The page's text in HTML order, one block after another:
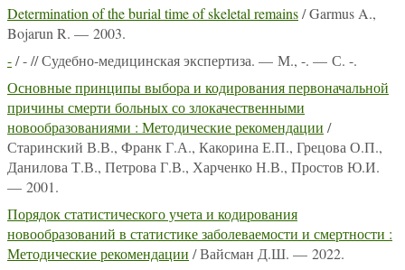
Determination of the burial time of skeletal remains/ Garmus A.,
Bojarun R. — 2003.
-/ - // Судебно-медицинская экспертиза. — М., -. — С. -.
Основные принципы выбора и кодирования первоначальной
причины смерти больных со злокачественными
новообразованиями : Методические рекомендации /
Старинский В.В., Франк Г.А., Какорина Е.П., Грецова О.П.,
Данилова Т.В., Петрова Г.В., Харченко Н.В., Простов Ю.И.
— 2001.
Порядок статистического учета и кодирования
новообразований в статистике заболеваемости и смертности :
Методические рекомендации / Вайсман Д.Ш. — 2022.